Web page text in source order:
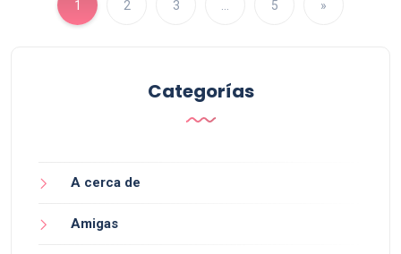
1 2 3 5 »
Categorías
A cerca de
Amigas